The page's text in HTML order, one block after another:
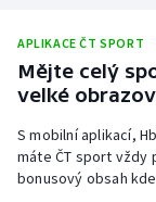
Ragby
Rychlobruslení
Rychlostní
Short track
APLIKACE ČT SPORT
Mějte celý
velké
S mobilní aplikací,
máte ČT sport vždy
bonusový obsah